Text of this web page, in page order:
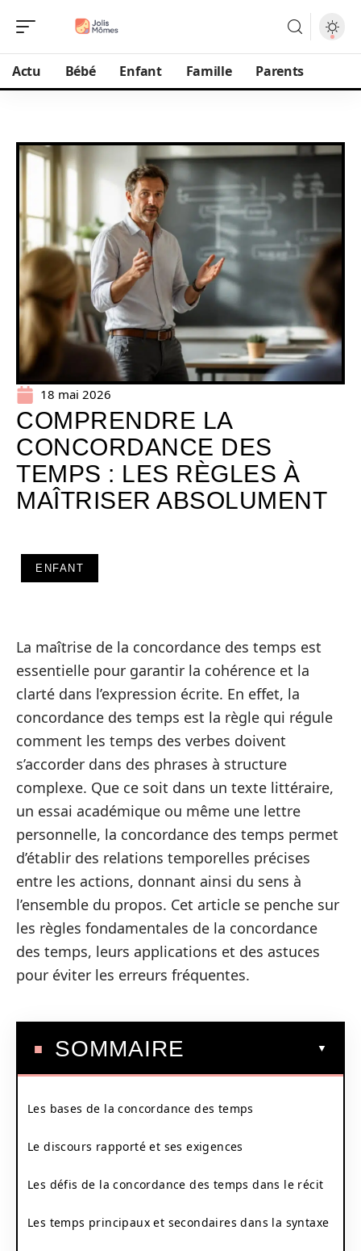
Actu Bébé Enfant Famille Parents
18 mai 2026
COMPRENDRE LA
CONCORDANCE DES
TEMPS : LES RÈGLES À
MAÎTRISER ABSOLUMENT
ENFANT
La maîtrise de la concordance des temps est
essentielle pour garantir la cohérence et la
clarté dans l’expression écrite. En effet, la
concordance des temps est la règle qui régule
comment les temps des verbes doivent
s’accorder dans des phrases à structure
complexe. Que ce soit dans un texte littéraire,
un essai académique ou même une lettre
personnelle, la concordance des temps permet
d’établir des relations temporelles précises
entre les actions, donnant ainsi du sens à
l’ensemble du propos. Cet article se penche sur
les règles fondamentales de la concordance
des temps, leurs applications et des astuces
pour éviter les erreurs fréquentes.
SOMMAIRE
Les bases de la concordance des temps
Le discours rapporté et ses exigences
Les défis de la concordance des temps dans le récit
Les temps principaux et secondaires dans la syntaxe